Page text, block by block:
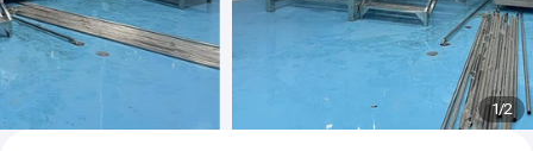
1/2